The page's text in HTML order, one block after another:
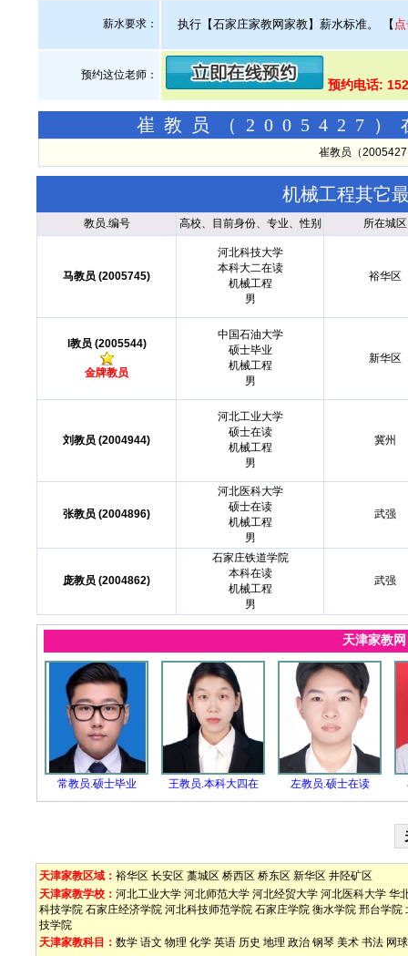
薪水要求： 执行【石家庄家教网家教】薪水标准。 【
预约这位老师：
预约电话:
崔教员（2005427）
崔教员（
机械工程其它
教员.编号 高校、目前身份、专业、性别 所在城区
马教员 (2005745)
河北科技大学
本科大二在读
机械工程
男
裕华区
l教员 (2005544)
金牌教员
中国石油大学
硕士毕业
机械工程
男
新华区
刘教员 (2004944)
河北工业大学
硕士在读
机械工程
男
冀州
张教员 (2004896)
河北医科大学
硕士在读
机械工程
男
武强
庞教员 (2004862)
石家庄铁道学院
本科在读
机械工程
男
武强
天津家教
常教员.硕士毕业 王教员.本科大四在 左教员.硕士在读
天津家教区域： 裕华区 长安区 藁城区 桥西区 桥东区 新华区 井陉矿区
天津家教学校： 河北工业大学 河北师范大学 河北经贸大学 河北医科大学 华
科技学院 石家庄经济学院 河北科技师范学院 石家庄学院 衡水学院 邢台学院
技学院
天津家教科目： 数学 语文 物理 化学 英语 历史 地理 政治 钢琴 美术 书法 网球